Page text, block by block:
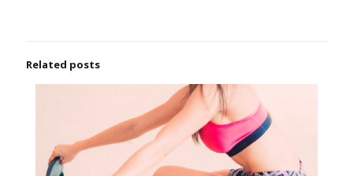
Related posts